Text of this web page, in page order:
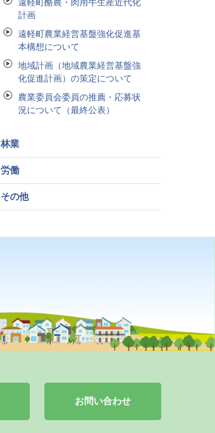
遠軽町酪農・肉用牛生産近代化
計画
遠軽町農業経営基盤強化促進基
本構想について
地域計画（地域農業経営基盤強
化促進計画）の策定について
農業委員会委員の推薦・応募状
況について（最終公表）
林業
労働
その他
お問い合わせ